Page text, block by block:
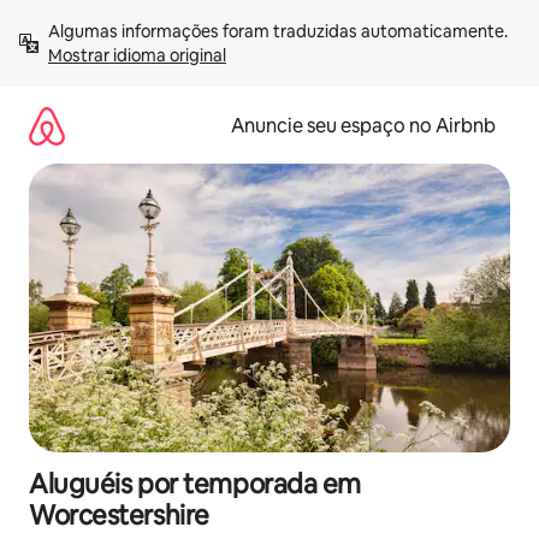
para
Mostrar idioma original
Anuncie seu espaço no Airbnb
Aluguéis por temporada em
Worcestershire